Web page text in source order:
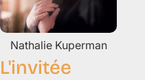
Nathalie Kuperman
L'invitée